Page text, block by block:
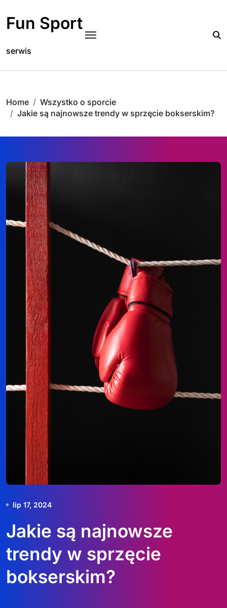
content
Fun Sport
serwis
Home
Wszystko o sporcie
Jakie są najnowsze trendy w sprzęcie bokserskim?
lip 17, 2024
Jakie są najnowsze
trendy w sprzęcie
bokserskim?